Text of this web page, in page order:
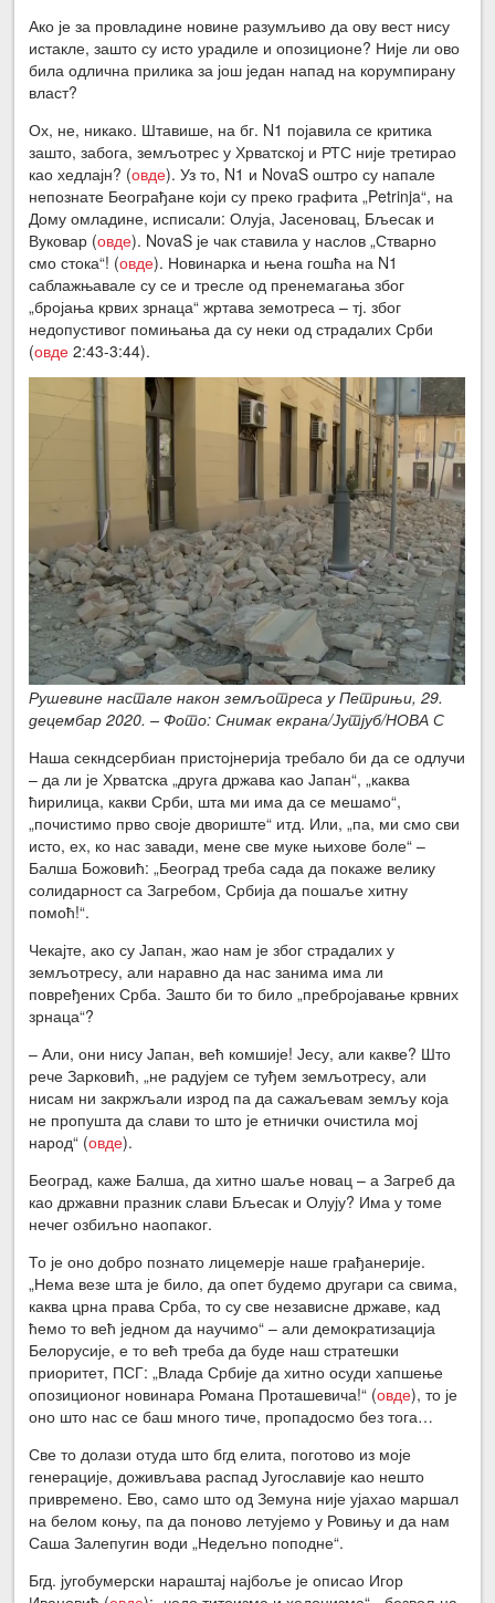
Ако је за провладине новине разумљиво да ову вест нису
истакле, зашто су исто урадиле и опозиционе? Није ли ово
била одлична прилика за још један напад на корумпирану
власт?
Ох, не, никако. Штавише, на бг. N1 појавила се критика
зашто, забога, земљотрес у Хрватској и РТС није третирао
као хедлајн? (овде). Уз то, N1 и NovaS оштро су напале
непознате Београђане који су преко графита „Petrinja“, на
Дому омладине, исписали: Олуја, Јасеновац, Бљесак и
Вуковар (овде). NovaS је чак ставила у наслов „Стварно
смо стока“! (овде). Новинарка и њена гошћа на N1
саблажњавале су се и тресле од пренемагања због
„бројања крвих зрнаца“ жртава земотреса – тј. због
недопустивог помињања да су неки од страдалих Срби
(овде 2:43-3:44).
Рушевине настале након земљотреса у Петрињи, 29.
децембар 2020. – Фото: Снимак екрана/Јутјуб/НОВА С
Наша секндсербиан пристојнерија требало би да се одлучи
– да ли је Хрватска „друга држава као Јапан“, „каква
ћирилица, какви Срби, шта ми има да се мешамо“,
„почистимо прво своје двориште“ итд. Или, „па, ми смо сви
исто, ех, ко нас завади, мене све муке њихове боле“ –
Балша Божовић: „Београд треба сада да покаже велику
солидарност са Загребом, Србија да пошаље хитну
помоћ!“.
Чекајте, ако су Јапан, жао нам је због страдалих у
земљотресу, али наравно да нас занима има ли
повређених Срба. Зашто би то било „пребројавање крвних
зрнаца“?
– Али, они нису Јапан, већ комшије! Јесу, али какве? Што
рече Зарковић, „не радујем се туђем земљотресу, али
нисам ни закржљали изрод па да сажаљевам земљу која
не пропушта да слави то што је етнички очистила мој
народ“ (овде).
Београд, каже Балша, да хитно шаље новац – а Загреб да
као државни празник слави Бљесак и Олују? Има у томе
нечег озбиљно наопаког.
То је оно добро познато лицемерје наше грађанерије.
„Нема везе шта је било, да опет будемо другари са свима,
каква црна права Срба, то су све независне државе, кад
ћемо то већ једном да научимо“ – али демократизација
Белорусије, е то већ треба да буде наш стратешки
приоритет, ПСГ: „Влада Србије да хитно осуди хапшење
опозиционог новинара Романа Проташевича!“ (овде), то је
оно што нас се баш много тиче, пропадосмо без тога…
Све то долази отуда што бгд елита, поготово из моје
генерације, доживљава распад Југославије као нешто
привремено. Ево, само што од Земуна није ујахао маршал
на белом коњу, па да поново летујемо у Ровињу и да нам
Саша Залепугин води „Недељно поподне“.
Бгд. југобумерски нараштај најбоље је описао Игор